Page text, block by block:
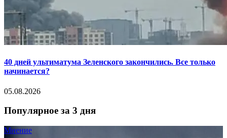
40 дней ультиматума Зеленского закончились. Все только
начинается?
05.08.2026
Популярное за 3 дня
Мнение